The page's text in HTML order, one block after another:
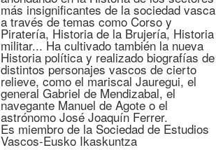
más insignificantes de la sociedad vasca
a través de temas como Corso y
Piratería, Historia de la Brujería, Historia
militar... Ha cultivado también la nueva
Historia política y realizado biografías de
distintos personajes vascos de cierto
relieve, como el mariscal Jauregui, el
general Gabriel de Mendizabal, el
navegante Manuel de Agote o el
astrónomo José Joaquín Ferrer.
Es miembro de la Sociedad de Estudios
Vascos-Eusko Ikaskuntza